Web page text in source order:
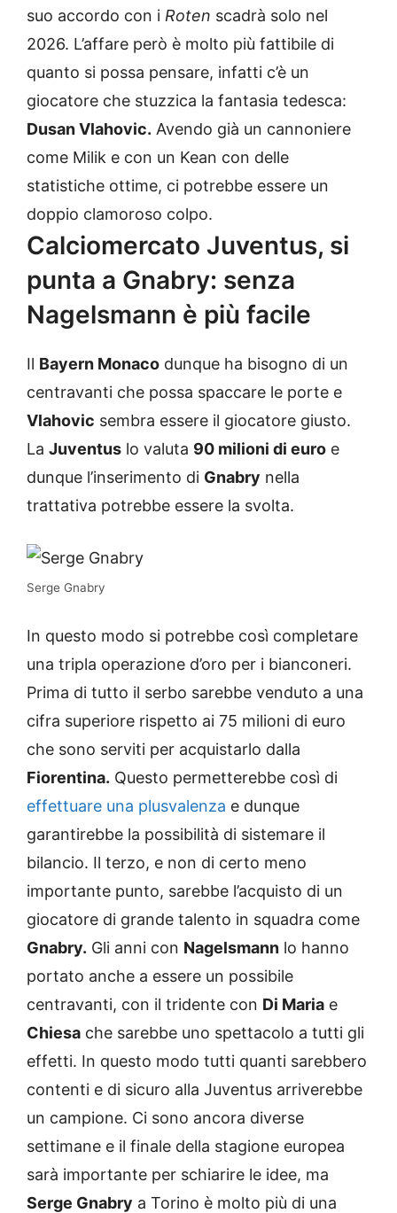
suo accordo con i Roten scadrà solo nel
2026. L’affare però è molto più fattibile di
quanto si possa pensare, infatti c’è un
giocatore che stuzzica la fantasia tedesca:
Dusan Vlahovic. Avendo già un cannoniere
come Milik e con un Kean con delle
statistiche ottime, ci potrebbe essere un
doppio clamoroso colpo.
Calciomercato Juventus, si
punta a Gnabry: senza
Nagelsmann è più facile
Il Bayern Monaco dunque ha bisogno di un
centravanti che possa spaccare le porte e
Vlahovic sembra essere il giocatore giusto.
La Juventus lo valuta 90 milioni di euro e
dunque l’inserimento di Gnabry nella
trattativa potrebbe essere la svolta.
Serge Gnabry
In questo modo si potrebbe così completare
una tripla operazione d’oro per i bianconeri.
Prima di tutto il serbo sarebbe venduto a una
cifra superiore rispetto ai 75 milioni di euro
che sono serviti per acquistarlo dalla
Fiorentina. Questo permetterebbe così di
effettuare una plusvalenza e dunque
garantirebbe la possibilità di sistemare il
bilancio. Il terzo, e non di certo meno
importante punto, sarebbe l’acquisto di un
giocatore di grande talento in squadra come
Gnabry. Gli anni con Nagelsmann lo hanno
portato anche a essere un possibile
centravanti, con il tridente con Di Maria e
Chiesa che sarebbe uno spettacolo a tutti gli
effetti. In questo modo tutti quanti sarebbero
contenti e di sicuro alla Juventus arriverebbe
un campione. Ci sono ancora diverse
settimane e il finale della stagione europea
sarà importante per schiarire le idee, ma
Serge Gnabry a Torino è molto più di una